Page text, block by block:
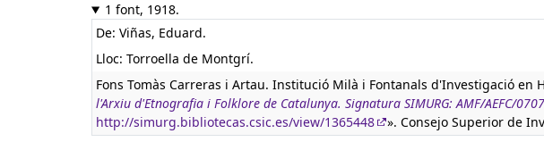
1 font, 1918.
De: Viñas, Eduard.
Lloc: Torroella de Montgrí.
Fons Tomàs Carreras i Artau. Institució Milà i Fontanals d'Investigació en
l'Arxiu d'Etnografia i Folklore de Catalunya. Signatura SIMURG: AMF/AEFC/
http://simurg.bibliotecas.csic.es/view/1365448
». Consejo Superior de